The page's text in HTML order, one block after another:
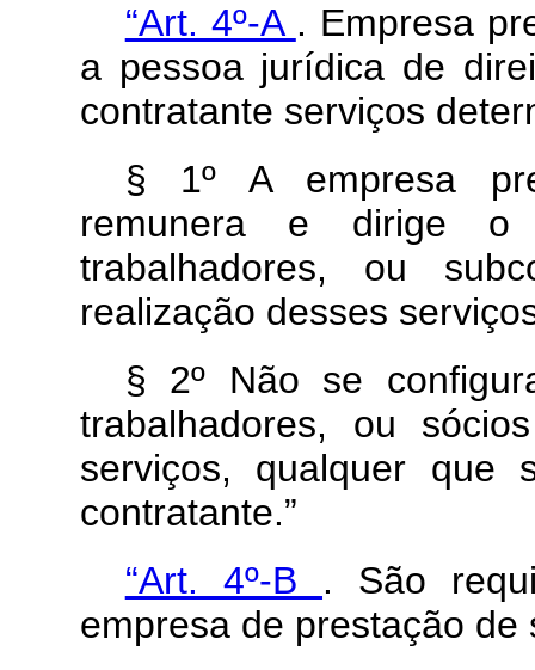
“Art. 4º-A . Empresa
a pessoa jurídica de
contratante serviços
§ 1º A empresa
remunera e dirige o
trabalhadores, ou
realização desses
§ 2º Não se
trabalhadores, ou
serviços, qualquer
contratante.”
“Art. 4º-B . São
empresa de prestação de